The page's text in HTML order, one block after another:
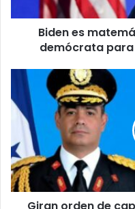
“Mientras enfrentamos
burla para el pueblo
(Ana García) lance una
este momento, lo que
elecciones
Biden es
demócrata para
Giran
orden
de
captura
contra
los
generales
Tulio
Romero